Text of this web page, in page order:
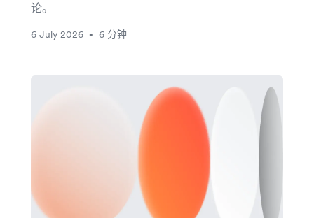
论。
6 July 2026 • 6 分钟